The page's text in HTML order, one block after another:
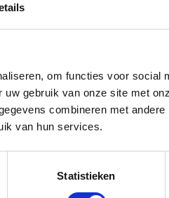
om functies voor social
gebruik van onze site met
combineren met
van hun services.
Statistieken
Metal -
in huis